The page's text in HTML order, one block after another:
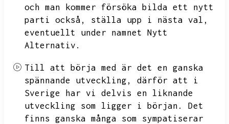
och man kommer försöka bilda ett nytt
parti också,
ställa upp i nästa val,
eventuellt under namnet Nytt
Alternativ.
Till att börja med är det en ganska
spännande utveckling,
därför att i
Sverige har vi delvis en liknande
utveckling som ligger i början.
Det
finns ganska många som sympatiserar